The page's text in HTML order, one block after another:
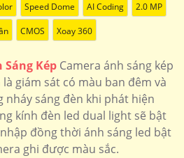
Speed Dome AI Coding 2.0 MP
CMOS Xoay 360
Sáng KépCamera ánh sáng kép
giám sát có màu ban đêm và
nháy sáng đèn khi phát hiện
kính đèn led dual light sẽ bật
đồng thời ánh sáng led bật
ghi được màu sắc.